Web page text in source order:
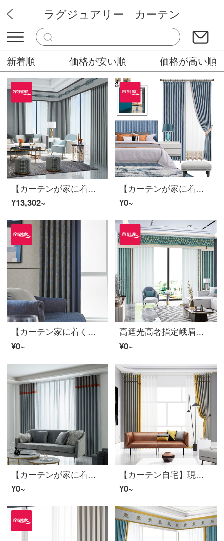
ミステリーカーテンショップ
ラグジュアリー カーテン
新着順 価格が安い順 価格が高い順
【カーテンが家に着く】高遮光カーテン完成品リビングルームのシェニールの平凡な道の下で窓をつなぎ合わせて定型化されたLDC 20 FWC-Sフック/カーテンヘッドを含まない(高さ2.6 m以内で改変可能)XLのカーテンセット/ダブルオープン(適用窓幅3.5-4.2メートル)
¥13,302~
【カーテンが家に着く】カーテン製品の花をシームレスにつなぎ合わせて、軽い贅沢な高遮光純色カスタムカーテンリビングルームの書斎高精密定型化床窓LDC 20 SSB-0901打孔/カーテンヘッドを含まない(高2.6 m以内で改変可能)XLのカーテンセット/ダブルオープン(適用窓幅3.5-4.2 m)
¥0~
【カーテン家に着く】軽贅沢高遮光カスタムエッジ現代布のカーテンマグマリビングルームの完成品のカーテンにLDC 20 SSC-4903ホールを設置する/カーテンヘッドを含まない(高さ2.6 m以内は変更可能)XLのカーテンセット/ダブルオープン(適用窓幅4.2-4.5 m)
¥0~
高遮光高奢指定峨眉毛レース現代布のカーテン花引き黒い糸リビングルームのカーテンLDC 20 SSC-78 Sフック/カーテンなし(高さ2.6 m以内で変更可能)XLのカーテンセット/ダブルオープン(適用窓幅4.2-4.5 m)
¥0~
【カーテンが家に着く】軽奢で絶色の双嬌高遮光カスタムジャカードカーテン製品ポリエステルリビングルームの現代床の窓をつなぎ合わせて定型化JBLW 017 Sフック/カーテンヘッドを含まない(高さ2.6メートル以内で改変可能)XLのカーテンセット/ダブルオープン(適用窓幅4.2-4.5メートル)
¥0~
【カーテン自宅】現代の高遮光定型化はリビングルームに接ぎます。カーテンの完成品を簡単に予約したトッポギは床窓JBLW-006 Sフック/カーテンヘッドを含まない(高さ2.6メートル以内は変えられます)XLのカーテンセット/ダブルオープン(適用窓の幅4.2-4.5メートル)
¥0~